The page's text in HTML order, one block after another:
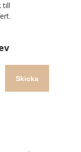
till